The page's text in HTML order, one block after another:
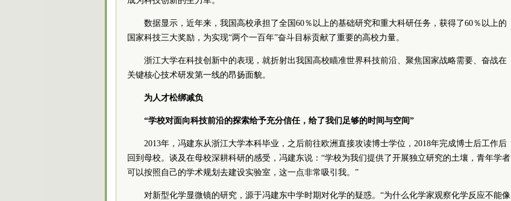
数据显示，近年来，我国高校承担了全国60％以上的基础研究和重大科研任务，获得了60％以上的
国家科技三大奖励，为实现“两个一百年”奋斗目标贡献了重要的高校力量。
浙江大学在科技创新中的表现，就折射出我国高校瞄准世界科技前沿、聚焦国家战略需要、奋战在
关键核心技术研发第一线的昂扬面貌。
为人才松绑减负
“学校对面向科技前沿的探索给予充分信任，给了我们足够的时间与空间”
2013年，冯建东从浙江大学本科毕业，之后前往欧洲直接攻读博士学位，2018年完成博士后工作后
回到母校。谈及在母校深耕科研的感受，冯建东说：“学校为我们提供了开展独立研究的土壤，青年学者
可以按照自己的学术规划去建设实验室，这一点非常吸引我。”
对新型化学显微镜的研究，源于冯建东中学时期对化学的疑惑。“为什么化学家观察化学反应不能像